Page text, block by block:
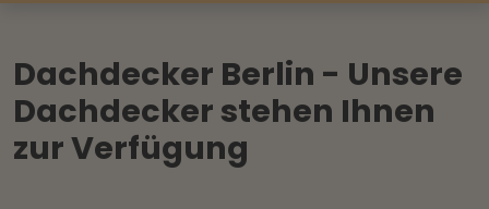
Dachdecker Berlin - Unsere
Dachdecker stehen Ihnen
zur Verfügung